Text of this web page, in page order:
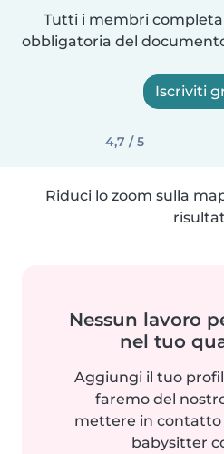
Tutti i membri
obbligatoria del
Iscriviti
4,7 / 5
Riduci lo zoom sulla
Nessun lavoro
nel tuo
Aggiungi il tuo
faremo del
mettere in contatto
babysitter